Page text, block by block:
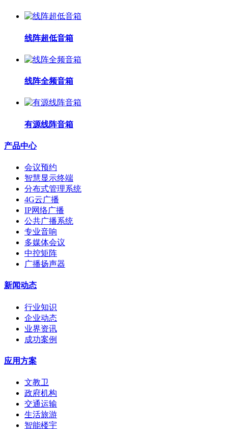
线阵超低音箱
线阵全频音箱
有源线阵音箱
产品中心
会议预约
智慧显示终端
分布式管理系统
4G云广播
IP网络广播
公共广播系统
专业音响
多媒体会议
中控矩阵
广播扬声器
新闻动态
行业知识
企业动态
业界资讯
成功案例
应用方案
文教卫
政府机构
交通运输
生活旅游
智能楼宇